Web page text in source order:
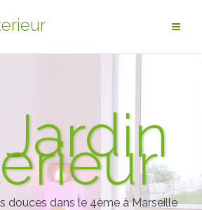
douces dans le 4ème à Marseille